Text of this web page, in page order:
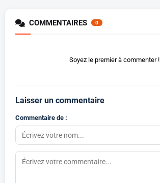
COMMENTAIRES 0
Soyez le premier à commenter !
Laisser un commentaire
Commentaire de :